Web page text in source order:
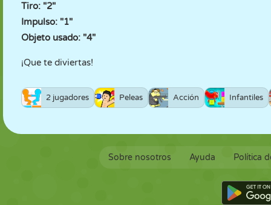
Tiro: "2"
Impulso: "1"
Objeto usado: "4"
¡Que te diviertas!
2 jugadores Peleas Acción Infantiles
Sobre nosotros Ayuda Política